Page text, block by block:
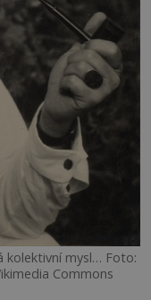
kolektivní mysl… Foto:
Commons